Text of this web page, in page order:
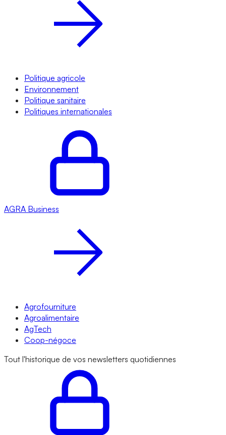
Politique agricole
Environnement
Politique sanitaire
Politiques internationales
AGRA Business
Agrofourniture
Agroalimentaire
AgTech
Coop-négoce
Tout l'historique de vos newsletters quotidiennes